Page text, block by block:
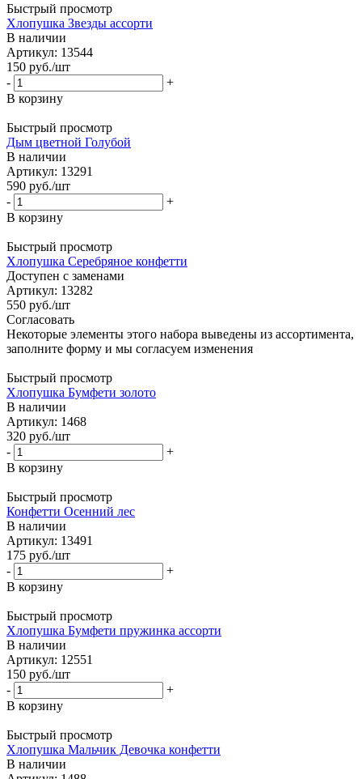
Быстрый просмотр
Хлопушка Звезды ассорти
В наличии
Артикул: 13544
150 руб./шт
-
+
В корзину
Быстрый просмотр
Дым цветной Голубой
В наличии
Артикул: 13291
590 руб./шт
-
+
В корзину
Быстрый просмотр
Хлопушка Серебряное конфетти
Доступен с заменами
Артикул: 13282
550 руб./шт
Согласовать
Некоторые элементы этого набора выведены из ассортимента,
заполните форму и мы согласуем изменения
Быстрый просмотр
Хлопушка Бумфети золото
В наличии
Артикул: 1468
320 руб./шт
-
+
В корзину
Быстрый просмотр
Конфетти Осенний лес
В наличии
Артикул: 13491
175 руб./шт
-
+
В корзину
Быстрый просмотр
Хлопушка Бумфети пружинка ассорти
В наличии
Артикул: 12551
150 руб./шт
-
+
В корзину
Быстрый просмотр
Хлопушка Мальчик Девочка конфетти
В наличии